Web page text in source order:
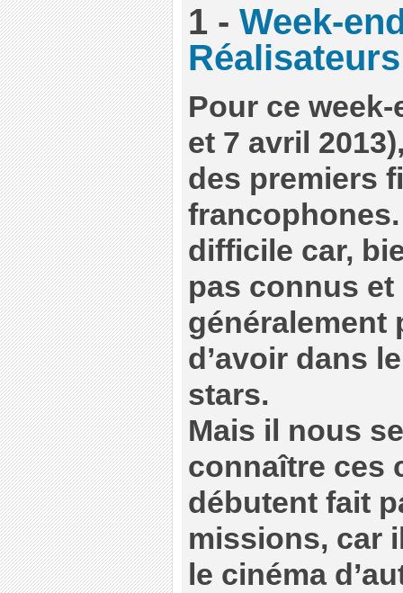
1 - Week-
Réalisateurs
Pour ce
et 7 avril
des premiers
francophones.
difficile car,
pas connus et
généralement
d’avoir dans
stars.
Mais il nous
connaître ces
débutent fait
missions, car
le cinéma